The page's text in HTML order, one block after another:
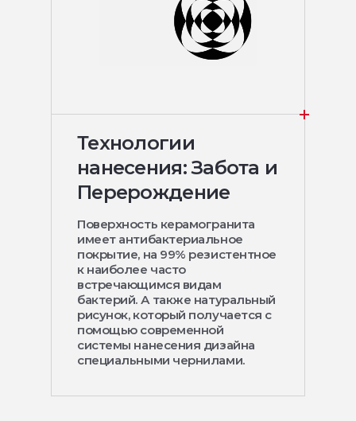
Технологии
нанесения: Забота и
Перерождение
Поверхность керамогранита
имеет антибактериальное
покрытие, на 99% резистентное
к наиболее часто
встречающимся видам
бактерий. А также натуральный
рисунок, который получается с
помощью современной
системы нанесения дизайна
специальными чернилами.